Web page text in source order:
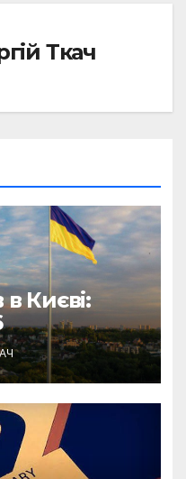
Ткач
в Києві: